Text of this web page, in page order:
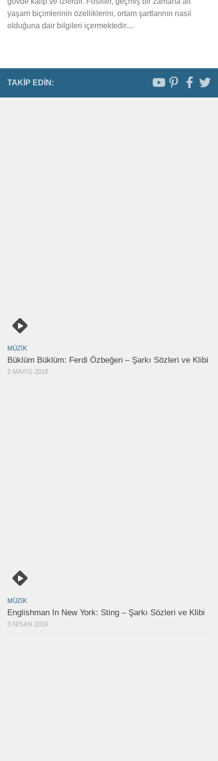
yaşam biçimlerinin özelliklerini, ortam şartlarının nasıl
olduğuna dair bilgileri içermektedir....
TAKIP EDIN:
MÜZIK
Büklüm Büklüm: Ferdi Özbeğen – Şarkı Sözleri ve Klibi
2 MAYIS 2018
MÜZIK
Englishman In New York: Sting – Şarkı Sözleri ve Klibi
3 NISAN 2019